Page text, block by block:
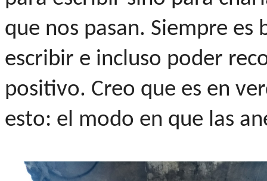
que nos pasan. Siempre
escribir e incluso poder
positivo. Creo que es en
esto: el modo en que las